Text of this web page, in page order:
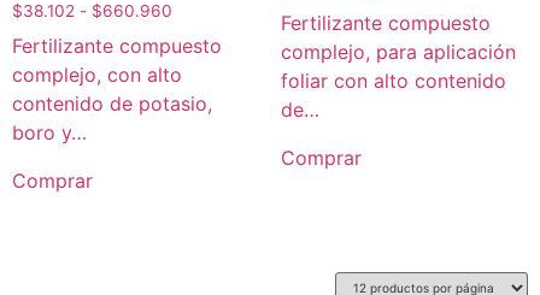
$38.102 - $660.960
Fertilizante compuesto
complejo, con alto
contenido de potasio,
boro y…
Comprar
Fertilizante compuesto
complejo, para aplicación
foliar con alto contenido
de…
Comprar